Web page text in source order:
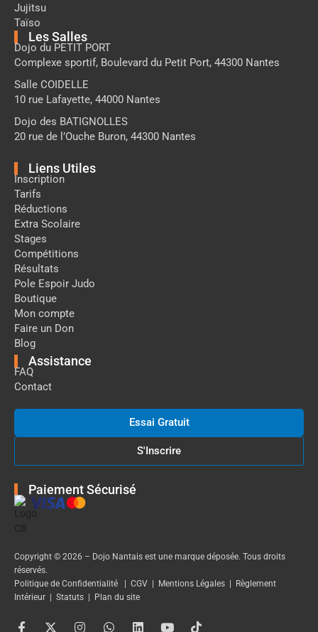
Jujitsu
Taïso
Les Salles
Dojo du PETIT PORT
Complexe sportif, Boulevard du Petit Port, 44300 Nantes
Salle COIDELLE
10 rue Lafayette, 44000 Nantes
Dojo des BATIGNOLLES
20 rue de l’Ouche Buron, 44300 Nantes
Liens Utiles
Inscription
Tarifs
Réductions
Extra Scolaire
Stages
Compétitions
Résultats
Pole Espoir Judo
Boutique
Mon compte
Faire un Don
Blog
Assistance
FAQ
Contact
Essai Gratuit
S'Inscrire
Paiement Sécurisé
Copyright © 2026 – Dojo Nantais est une marque déposée. Tous droits
réservés.
Politique de Confidentialité | CGV | Mentions Légales | Règlement
Intérieur | Statuts | Plan du site
F
X
I
W
L
Y
T